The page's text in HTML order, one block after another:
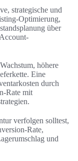
strategische und
Optimierung,
über
höhere
Eine
durch
Rate mit
verfolgen solltest,
Rate,
und